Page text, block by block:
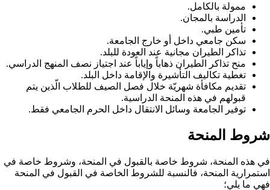
ممولة بالكامل.
الدراسة بالمجان.
تأمين طبي.
سكن جامعي داخل أو خارج الجامعة.
تذاكر الطيران مجانية عند العودة للبلد.
منح تذاكر الطيران ذهاباً وإياباً عند اجتياز نصف المنهج الدراسي.
تغطية تكاليف التأشيرة والإقامة داخل البلد.
تقديم مكافأة شهريّة خلال فصل الصيف للطلاب الّذين يتم
قبولهم في هذه المنحة الدراسية.
توفير الجامعة وسائل الانتقال داخل الحرم الجامعي فقط.
شروط المنحة
في هذه المنحة، شروط خاصة بالقبول في المنحة، وشروط خاصة في
استمرارية المنحة، فالنسبة للشروط الخاصة في القبول في المنحة
فهي ما يلي؛